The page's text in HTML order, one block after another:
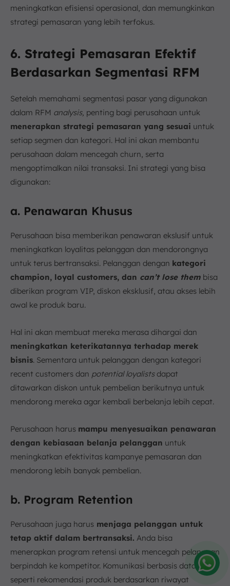
meningkatkan efisiensi operasional, dan memungkinkan
strategi pemasaran yang lebih terfokus.
6. Strategi Pemasaran Efektif
Berdasarkan Segmentasi RFM
Setelah memahami segmentasi pasar yang digunakan
dalam RFM analysis, penting bagi perusahaan untuk
menerapkan strategi pemasaran yang sesuai untuk
setiap segmen dan kategori. Hal ini akan membantu
perusahaan dalam mencegah churn, serta
mengoptimalkan nilai transaksi. Ini strategi yang bisa
digunakan:
a. Penawaran Khusus
Perusahaan bisa memberikan penawaran ekslusif untuk
meningkatkan loyalitas pelanggan dan mendorongnya
untuk terus bertransaksi. Pelanggan dengan kategori
champion, loyal customers, dan can’t lose them bisa
diberikan program VIP, diskon eksklusif, atau akses lebih
awal ke produk baru.
Hal ini akan membuat mereka merasa dihargai dan
meningkatkan keterikatannya terhadap merek
bisnis. Sementara untuk pelanggan dengan kategori
recent customers dan potential loyalistsdapat
ditawarkan diskon untuk pembelian berikutnya untuk
mendorong mereka agar kembali berbelanja lebih cepat.
Perusahaan harus mampu menyesuaikan penawaran
dengan kebiasaan belanja pelanggan untuk
meningkatkan efektivitas kampanye pemasaran dan
mendorong lebih banyak pembelian.
b. Program Retention
Perusahaan juga harus menjaga pelanggan untuk
tetap aktif dalam bertransaksi. Anda bisa
menerapkan program retensi untuk mencegah pelanggan
berpindah ke kompetitor. Komunikasi berbasis data,
seperti rekomendasi produk berdasarkan riwayat